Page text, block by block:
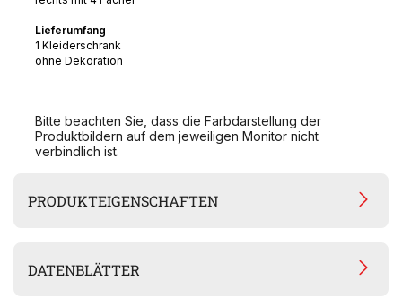
Lieferumfang
1 Kleiderschrank
ohne Dekoration
Bitte beachten Sie, dass die Farbdarstellung der
Produktbildern auf dem jeweiligen Monitor nicht
verbindlich ist.
PRODUKTEIGENSCHAFTEN
DATENBLÄTTER